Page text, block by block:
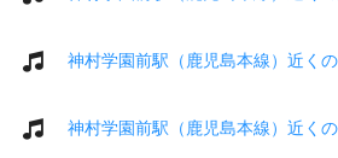
神村学園前駅（鹿児島本線）近く
神村学園前駅（鹿児島本線）近く